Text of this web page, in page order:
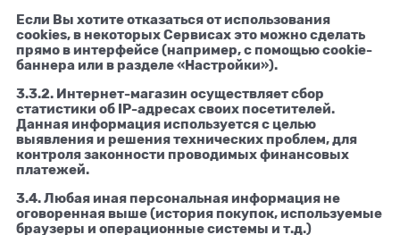
Если Вы хотите отказаться от использования
cookies, в некоторых Сервисах это можно сделать
прямо в интерфейсе (например, с помощью cookie-
баннера или в разделе «Настройки»).
3.3.2. Интернет-магазин осуществляет сбор
статистики об IP-адресах своих посетителей.
Данная информация используется с целью
выявления и решения технических проблем, для
контроля законности проводимых финансовых
платежей.
3.4. Любая иная персональная информация не
оговоренная выше (история покупок, используемые
браузеры и операционные системы и т.д.)